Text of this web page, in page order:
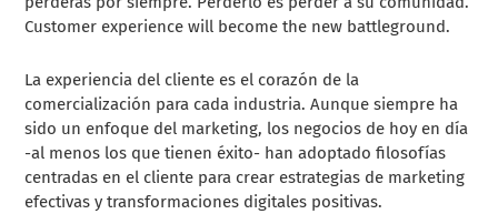
Customer experience will become the new battleground.
La experiencia del cliente es el corazón de la
comercialización para cada industria. Aunque siempre ha
sido un enfoque del marketing, los negocios de hoy en día
-al menos los que tienen éxito- han adoptado filosofías
centradas en el cliente para crear estrategias de marketing
efectivas y transformaciones digitales positivas.